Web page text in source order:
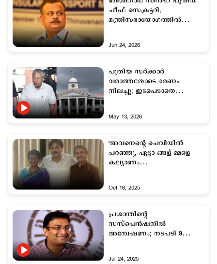
ചീഫ് സെക്രട്ടറി;
മന്ത്രിസഭായോഗത്തിൽ
Jun 24, 2026
പുതിയ സര്‍ക്കാര്‍
വരാത്തതോടെ ഭരണം
നിലച്ചു; ഇടപെടാതെ
May 13, 2026
'അവനെന്‍റെ ചെവിയില്‍
പറഞ്ഞു, ഏട്ടാ ങ്ങള് മ്മളെ
കല്യാണം
വന്നതാ എന്ന്'
Oct 16, 2025
പ്രശാന്തിന്‍റെ
സസ്പെന്‍ഷനില്‍
അന്വേഷണം; നടപടി 9
Jul 24, 2025